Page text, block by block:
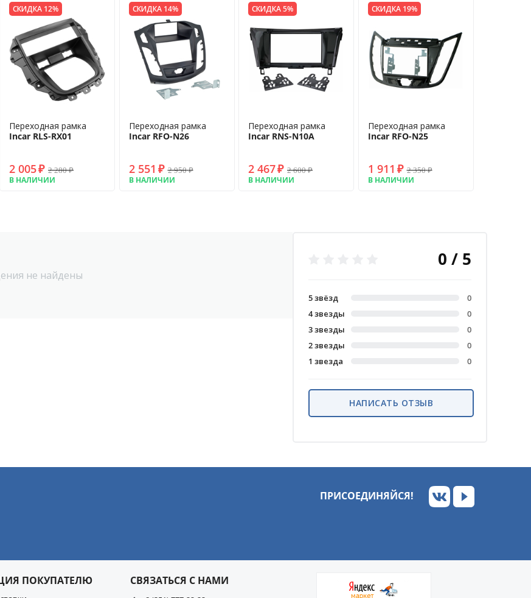
СКИДКА 12%
Переходная рамка
Incar RLS-RX01
2 005₽ 2 280₽
В НАЛИЧИИ
СКИДКА 14%
Переходная рамка
Incar RFO-N26
2 551 ₽ 2 950₽
В НАЛИЧИИ
СКИДКА 5%
Переходная рамка
Incar RNS-N10A
2 467₽ 2 600₽
В НАЛИЧИИ
СКИДКА 19%
Переходная рамка
Incar RFO-N25
1 911 ₽ 2 350₽
В НАЛИЧИИ
не найдены
0 / 5
5 звёзд
0
4 звезды
0
3 звезды
0
2 звезды
0
1 звезда
0
НАПИСАТЬ ОТЗЫВ
ПРИСОЕДИНЯЙСЯ!
ПОКУПАТЕЛЮ СВЯЗАТЬСЯ С НАМИ